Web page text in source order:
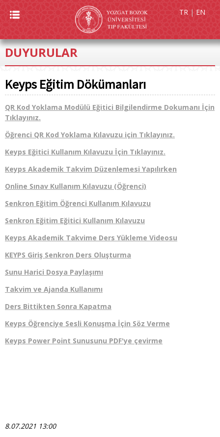
TR | EN
DUYURULAR
Keyps Eğitim Dökümanları
QR Kod Yoklama Modülü Eğitici Bilgilendirme Dokumanı İçin
Tıklayınız.
Öğrenci QR Kod Yoklama Kılavuzu için Tıklayınız.
Keyps Eğitici Kullanım Kılavuzu İçin Tıklayınız.
Keyps Akademik Takvim Düzenlemesi Yapılırken
Online Sınav Kullanım Kılavuzu (Öğrenci)
Senkron Eğitim Öğrenci Kullanım Kılavuzu
Senkron Eğitim Eğitici Kullanım Kılavuzu
Keyps Akademik Takvime Ders Yükleme Videosu
KEYPS Giriş Senkron Ders Oluşturma​
Sunu Harici Dosya Paylaşımı
Takvim ve Ajanda Kullanımı
Ders Bittikten Sonra Kapatma
Keyps Öğrenciye Sesli Konuşma İçin Söz Verme
Keyps Power Point Sunusunu PDF'ye çevirme
8.07.2021 13:00